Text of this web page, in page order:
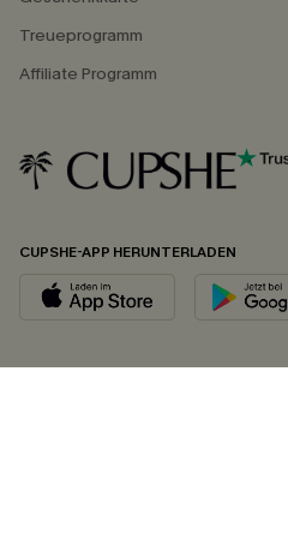
Treueprogramm
Affiliate Programm
CUPSHE-APP HERUNTERLADEN